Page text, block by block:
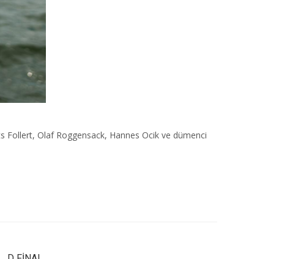
Follert, Olaf Roggensack, Hannes Ocik ve dümenci